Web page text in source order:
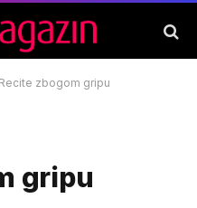
Recite zbogom gripu
gripu